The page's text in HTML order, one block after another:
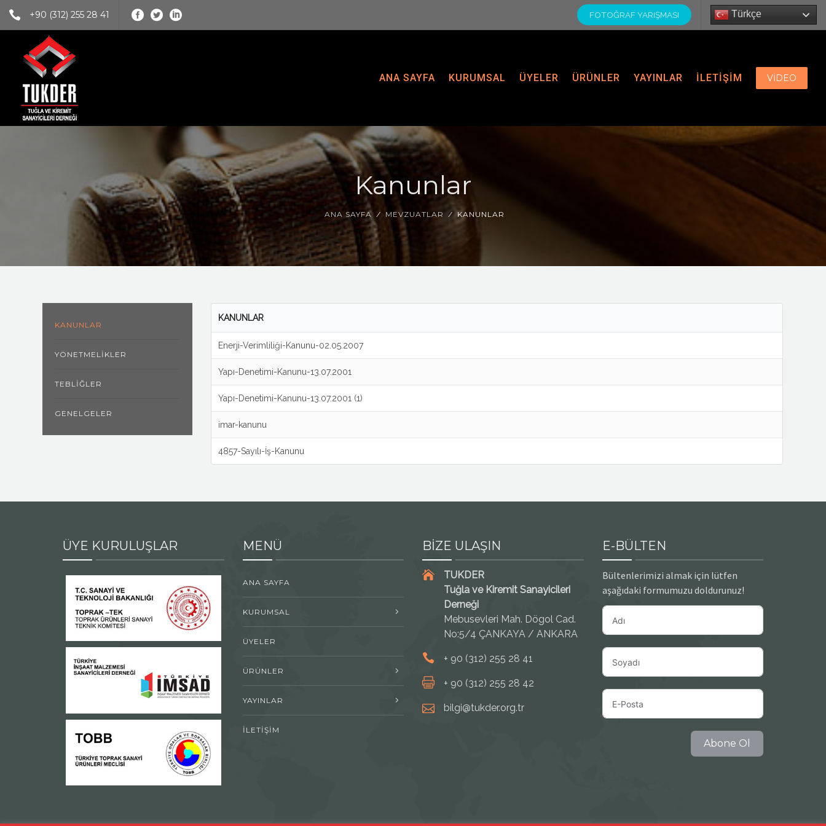
+90 (312) 255 28 41 FOTOĞRAF YARIŞMASI Türkçe
ANA SAYFA KURUMSAL ÜYELER ÜRÜNLER YAYINLAR İLETİŞİM VIDEO
Kanunlar
ANA SAYFA MEVZUATLAR KANUNLAR
KANUNLAR
YÖNETMELIKLER
TEBLIĞLER
GENELGELER
KANUNLAR
Enerji-Verimliliği-Kanunu-02.05.2007
Yapı-Denetimi-Kanunu-13.07.2001
Yapı-Denetimi-Kanunu-13.07.2001 (1)
imar-kanunu
4857-Sayılı-İş-Kanunu
ÜYE KURULUŞLAR MENÜ
ANA SAYFA
KURUMSAL
ÜYELER
ÜRÜNLER
YAYINLAR
İLETİŞİM
BİZE ULAŞIN
TUKDER
Tuğla ve Kiremit Sanayicileri
Derneği
Mebusevleri Mah. Dögol Cad.
No:5/4 ÇANKAYA / ANKARA
+ 90 (312) 255 28 41
+ 90 (312) 255 28 42
bilgi@tukder.org.tr
E-BÜLTEN
Bültenlerimizi almak için lütfen
aşağıdaki formumuzu doldurunuz!
Abone Ol